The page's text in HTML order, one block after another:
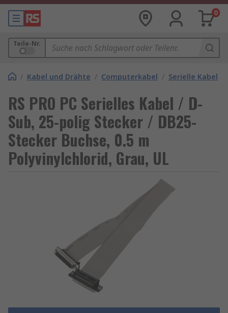
0
Teile-Nr.
/ Kabel und Drähte / Computerkabel / Serielle Kabel
RS PRO PC Serielles Kabel / D-
Sub, 25-polig Stecker / DB25-
Stecker Buchse, 0.5 m
Polyvinylchlorid, Grau, UL